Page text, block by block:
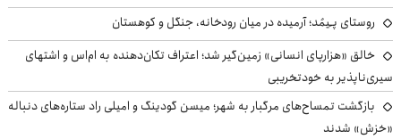
روستای پـِیمُد؛ آرمیده در میان رودخانه، جنگل و کوهستان
خالق «هزارپای انسانی» زمین‌گیر شد؛ اعتراف تکان‌دهنده به ام‌اس و اشتهای
سیری‌ناپذیر به خودتخریبی
بازگشت تمساح‌های مرگبار به شهر؛ میسن گودینگ و امیلی راد ستاره‌های دنباله
«خزش» شدند